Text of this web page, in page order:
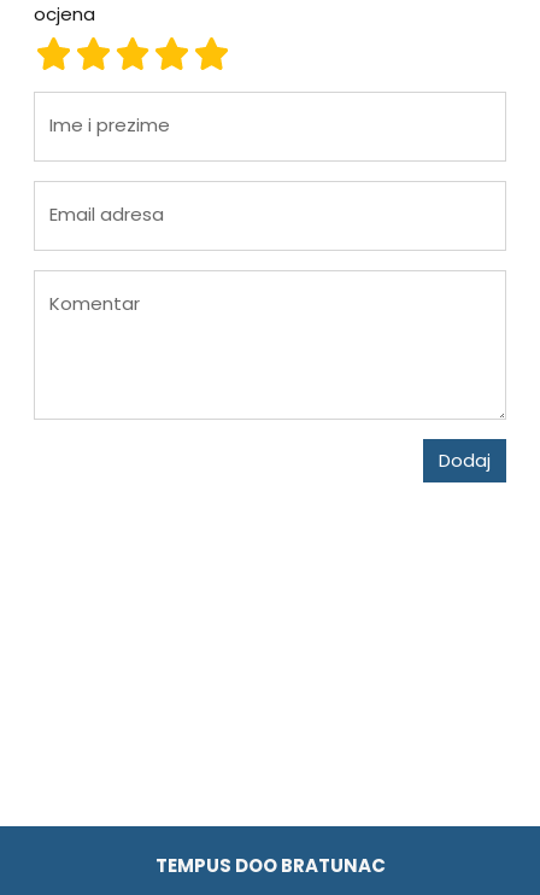
ocjena
ocjena 5
ocjena 4
ocjena 3
ocjena 2
ocjena 1
Ime i prezime
Email adresa
Komentar
Dodaj
TEMPUS DOO BRATUNAC